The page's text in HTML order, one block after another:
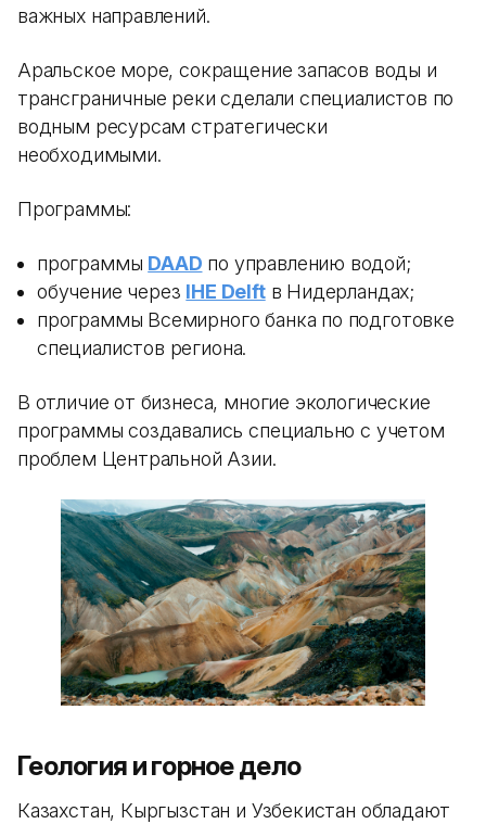
важных направлений.
Аральское море, сокращение запасов воды и
трансграничные реки сделали специалистов по
водным ресурсам стратегически
необходимыми.
Программы:
программы DAAD по управлению водой;
обучение через IHE Delftв Нидерландах;
программы Всемирного банка по подготовке
специалистов региона.
В отличие от бизнеса, многие экологические
программы создавались специально с учетом
проблем Центральной Азии.
Геология и горное дело
Казахстан, Кыргызстан и Узбекистан обладают